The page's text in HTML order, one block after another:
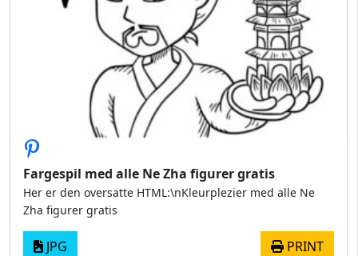
Fargespil med alle Ne Zha figurer gratis
Her er den oversatte HTML:\nKleurplezier med alle Ne
Zha figurer gratis
JPG PRINT